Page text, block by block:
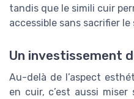
tandis que le simili cuir
accessible sans sacrifier le
Un investissement
Au-delà de l’aspect
en cuir, c’est aussi